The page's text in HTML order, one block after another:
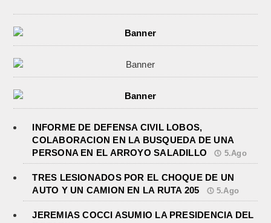
INFORME DE DEFENSA CIVIL LOBOS,
COLABORACION EN LA BUSQUEDA DE UNA
PERSONA EN EL ARROYO SALADILLO
5.Ago
TRES LESIONADOS POR EL CHOQUE DE UN
AUTO Y UN CAMION EN LA RUTA 205
5.Ago
JEREMIAS COCCI ASUMIO LA PRESIDENCIA DEL